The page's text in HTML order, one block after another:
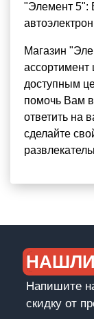
"Элемент 5":
Магазин
ассортимент
доступным
помочь Вам
ответить на
сделайте
Напишите
скидку от